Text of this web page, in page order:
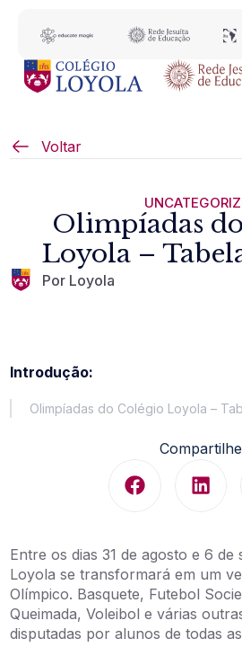
Voltar
Olimpíadas
Loyola –
Por Loyola
Introdução:
Olimpíadas do Colégio Loyola –
Compartilhe
Entre os dias 31 de agosto e 6 de
Loyola se transformará em um
Olímpico. Basquete, Futebol
Queimada, Voleibol e várias
disputadas por alunos de todas